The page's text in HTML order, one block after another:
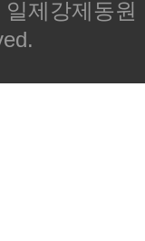
제강제동원